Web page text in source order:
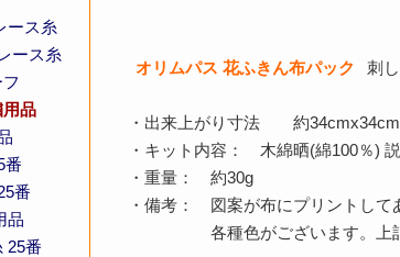
ース糸
ース糸
品
番
番
品
25番
オリムパス 花ふきん布パック 刺
・出来上がり寸法 約34cmx34cm
・キット内容： 木綿晒(綿100％)
・重量： 約30g
・備考： 図案が布にプリントして
各種色がございます。上記の